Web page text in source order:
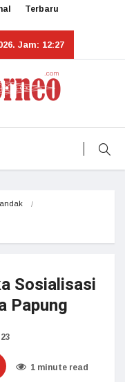
Terbaru
Jam: 12:27
Sosialisasi
Papung
1 minute read